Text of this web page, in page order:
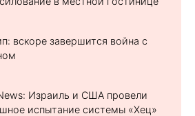
вскоре завершится война с
Израиль и США провели
испытание системы «Хец»